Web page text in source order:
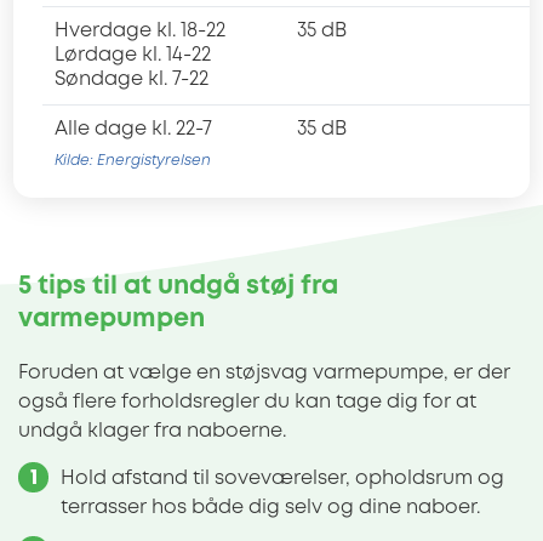
Hverdage kl. 18-22
Lørdage kl. 14-22
Søndage kl. 7-22
35 dB
Alle dage kl. 22-7 35 dB
Kilde: Energistyrelsen
5 tips til at undgå støj fra
varmepumpen
Foruden at vælge en støjsvag varmepumpe, er der
også flere forholdsregler du kan tage dig for at
undgå klager fra naboerne.
Hold afstand til soveværelser, opholdsrum og
terrasser hos både dig selv og dine naboer.